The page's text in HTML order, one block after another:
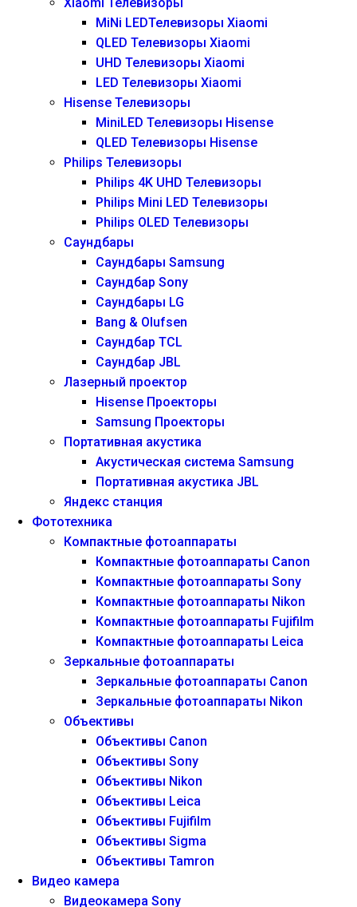
Xiaomi Телевизоры
MiNi LEDТелевизоры Xiaomi
QLED Телевизоры Xiaomi
UHD Телевизоры Xiaomi
LED Телевизоры Xiaomi
Hisense Телевизоры
MiniLED Телевизоры Hisense
QLED Телевизоры Hisense
Philips Телевизоры
Philips 4K UHD Телевизоры
Philips Mini LED Телевизоры
Philips OLED Телевизоры
Саундбары
Саундбары Samsung
Саундбар Sony
Саундбары LG
Bang & Olufsen
Саундбар TCL
Саундбар JBL
Лазерный проектор
Hisense Проекторы
Samsung Проекторы
Портативная акустика
Акустическая система Samsung
Портативная акустика JBL
Яндекс станция
Фототехника
Компактные фотоаппараты
Компактные фотоаппараты Canon
Компактные фотоаппараты Sony
Компактные фотоаппараты Nikon
Компактные фотоаппараты Fujifilm
Компактные фотоаппараты Leica
Зеркальные фотоаппараты
Зеркальные фотоаппараты Canon
Зеркальные фотоаппараты Nikon
Объективы
Объективы Canon
Объективы Sony
Объективы Nikon
Объективы Leica
Объективы Fujifilm
Объективы Sigma
Объективы Tamron
Видео камера
Видеокамера Sony